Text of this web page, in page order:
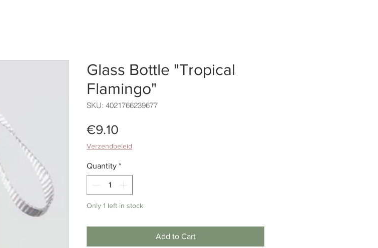
Glass Bottle "Tropical
Flamingo"
SKU: 4021766239677
€9.10
Verzendbeleid
Quantity *
Only 1 left in stock
Add to Cart